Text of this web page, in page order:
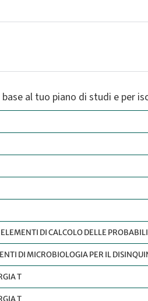
al tuo piano di studi e per
DI CALCOLO DELLE
DI MICROBIOLOGIA PER IL
T
T